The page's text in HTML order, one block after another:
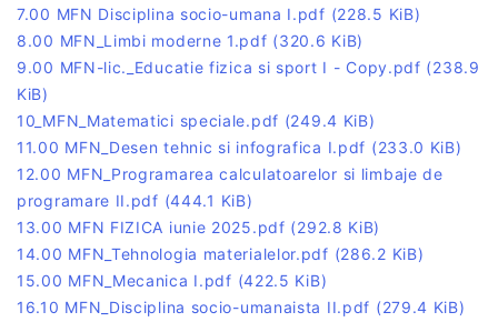
7.00 MFN Disciplina socio-umana I.pdf (228.5 KiB)
8.00 MFN_Limbi moderne 1.pdf (320.6 KiB)
9.00 MFN-lic._Educatie fizica si sport I - Copy.pdf (238.9
KiB)
10_MFN_Matematici speciale.pdf (249.4 KiB)
11.00 MFN_Desen tehnic si infografica I.pdf (233.0 KiB)
12.00 MFN_Programarea calculatoarelor si limbaje de
programare II.pdf (444.1 KiB)
13.00 MFN FIZICA iunie 2025.pdf (292.8 KiB)
14.00 MFN_Tehnologia materialelor.pdf (286.2 KiB)
15.00 MFN_Mecanica I.pdf (422.5 KiB)
16.10 MFN_Disciplina socio-umanaista II.pdf (279.4 KiB)